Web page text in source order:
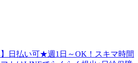
】日払い可★週1日～OK！スキマ時間